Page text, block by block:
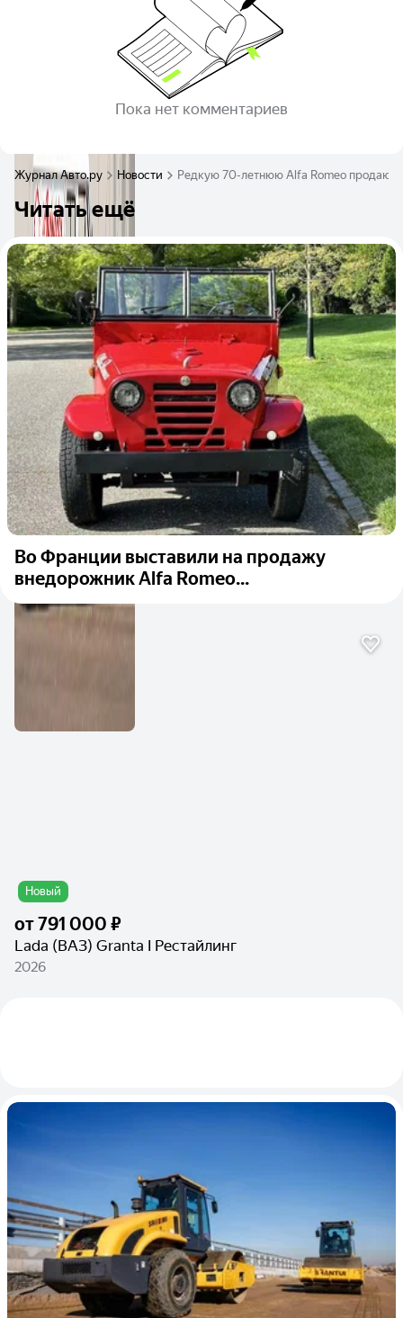
Пока нет комментариев
Журнал Авто.ру Новости Редкую 70-летнюю Alfa Romeo продают
Читать ещё
Во Франции выставили на продажу
внедорожник Alfa Romeo...
Новый
от791 000 ₽
Lada (ВАЗ) Granta I Рестайлинг
2026